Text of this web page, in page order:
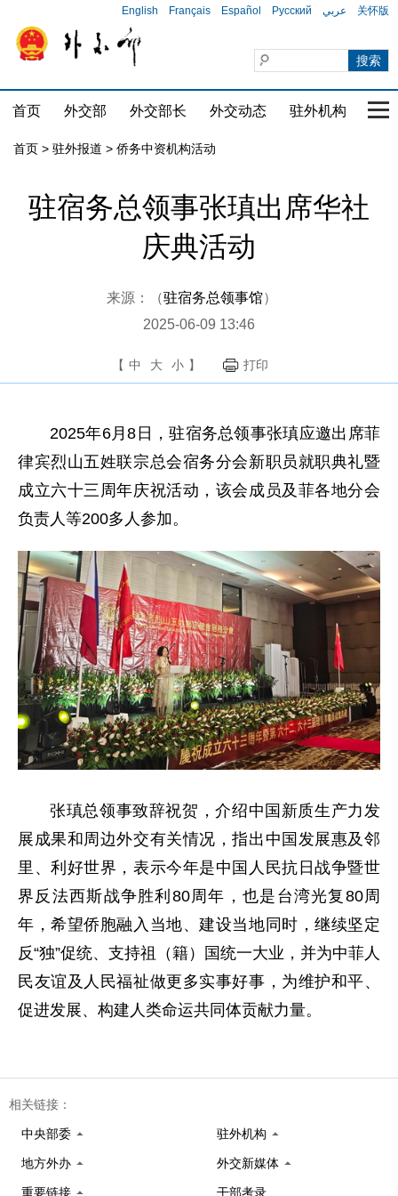
English Français Español Русский عربي 关怀版
首页 外交部 外交部长 外交动态 驻外机构 国
首页 > 驻外报道 > 侨务中资机构活动
驻宿务总领事张瑱出席华社
庆典活动
来源：（驻宿务总领事馆）
2025-06-09 13:46
【 中 大 小 】 打印
2025年6月8日，驻宿务总领事张瑱应邀出席菲
律宾烈山五姓联宗总会宿务分会新职员就职典礼暨
成立六十三周年庆祝活动，该会成员及菲各地分会
负责人等200多人参加。
张瑱总领事致辞祝贺，介绍中国新质生产力发
展成果和周边外交有关情况，指出中国发展惠及邻
里、利好世界，表示今年是中国人民抗日战争暨世
界反法西斯战争胜利80周年，也是台湾光复80周
年，希望侨胞融入当地、建设当地同时，继续坚定
反“独”促统、支持祖（籍）国统一大业，并为中菲人
民友谊及人民福祉做更多实事好事，为维护和平、
促进发展、构建人类命运共同体贡献力量。
相关链接：
中央部委 驻外机构
地方外办 外交新媒体
重要链接 干部考录